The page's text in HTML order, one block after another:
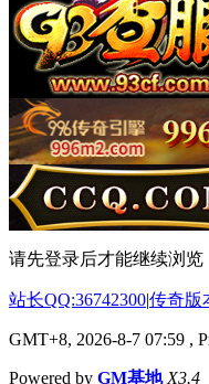
请先登录后才能继续浏览
站长QQ:36742300|传奇版
GMT+8, 2026-8-7 07:59 ,
Powered by GM基地 X3.4